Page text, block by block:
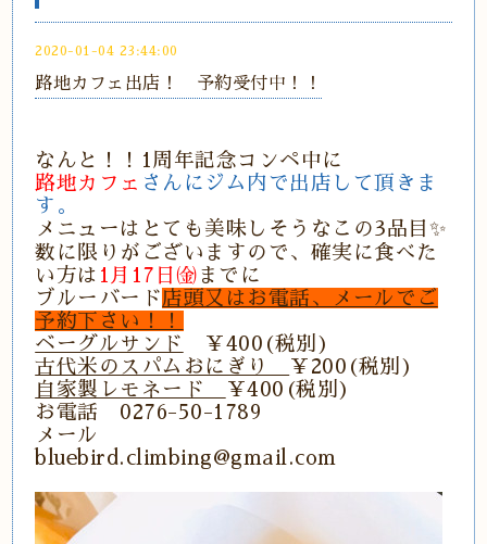
2020-01-04 23:44:00
路地カフェ出店！ 予約受付中！！
なんと！！1周年記念コンペ中に
路地カフェ さんにジム内で出店して頂きま
す。
メニューはとても美味しそうなこの3品目✨
数に限りがございますので、確実に食べた
い方は 1月17日㈮ までに
ブルーバード店頭又はお電話、メールでご
予約下さい！！
ベーグルサンド
￥400(税別)
古代米のスパムおにぎり
￥200(税別)
自家製レモネード
￥400(税別)
お電話 0276-50-1789
メール
bluebird.climbing@gmail.com